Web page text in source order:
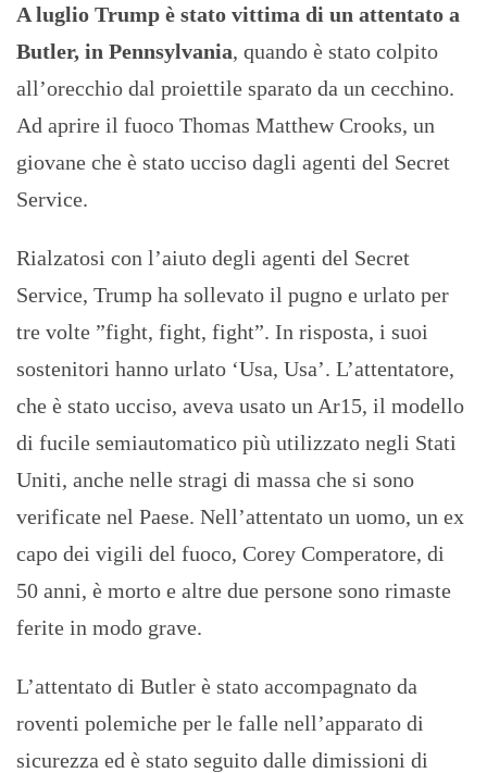
A luglio Trump è stato vittima di un attentato a
Butler, in Pennsylvania, quando è stato colpito
all’orecchio dal proiettile sparato da un cecchino.
Ad aprire il fuoco Thomas Matthew Crooks, un
giovane che è stato ucciso dagli agenti del Secret
Service.
Rialzatosi con l’aiuto degli agenti del Secret
Service, Trump ha sollevato il pugno e urlato per
tre volte ”fight, fight, fight”. In risposta, i suoi
sostenitori hanno urlato ‘Usa, Usa’. L’attentatore,
che è stato ucciso, aveva usato un Ar15, il modello
di fucile semiautomatico più utilizzato negli Stati
Uniti, anche nelle stragi di massa che si sono
verificate nel Paese. Nell’attentato un uomo, un ex
capo dei vigili del fuoco, Corey Comperatore, di
50 anni, è morto e altre due persone sono rimaste
ferite in modo grave.
L’attentato di Butler è stato accompagnato da
roventi polemiche per le falle nell’apparato di
sicurezza ed è stato seguito dalle dimissioni di